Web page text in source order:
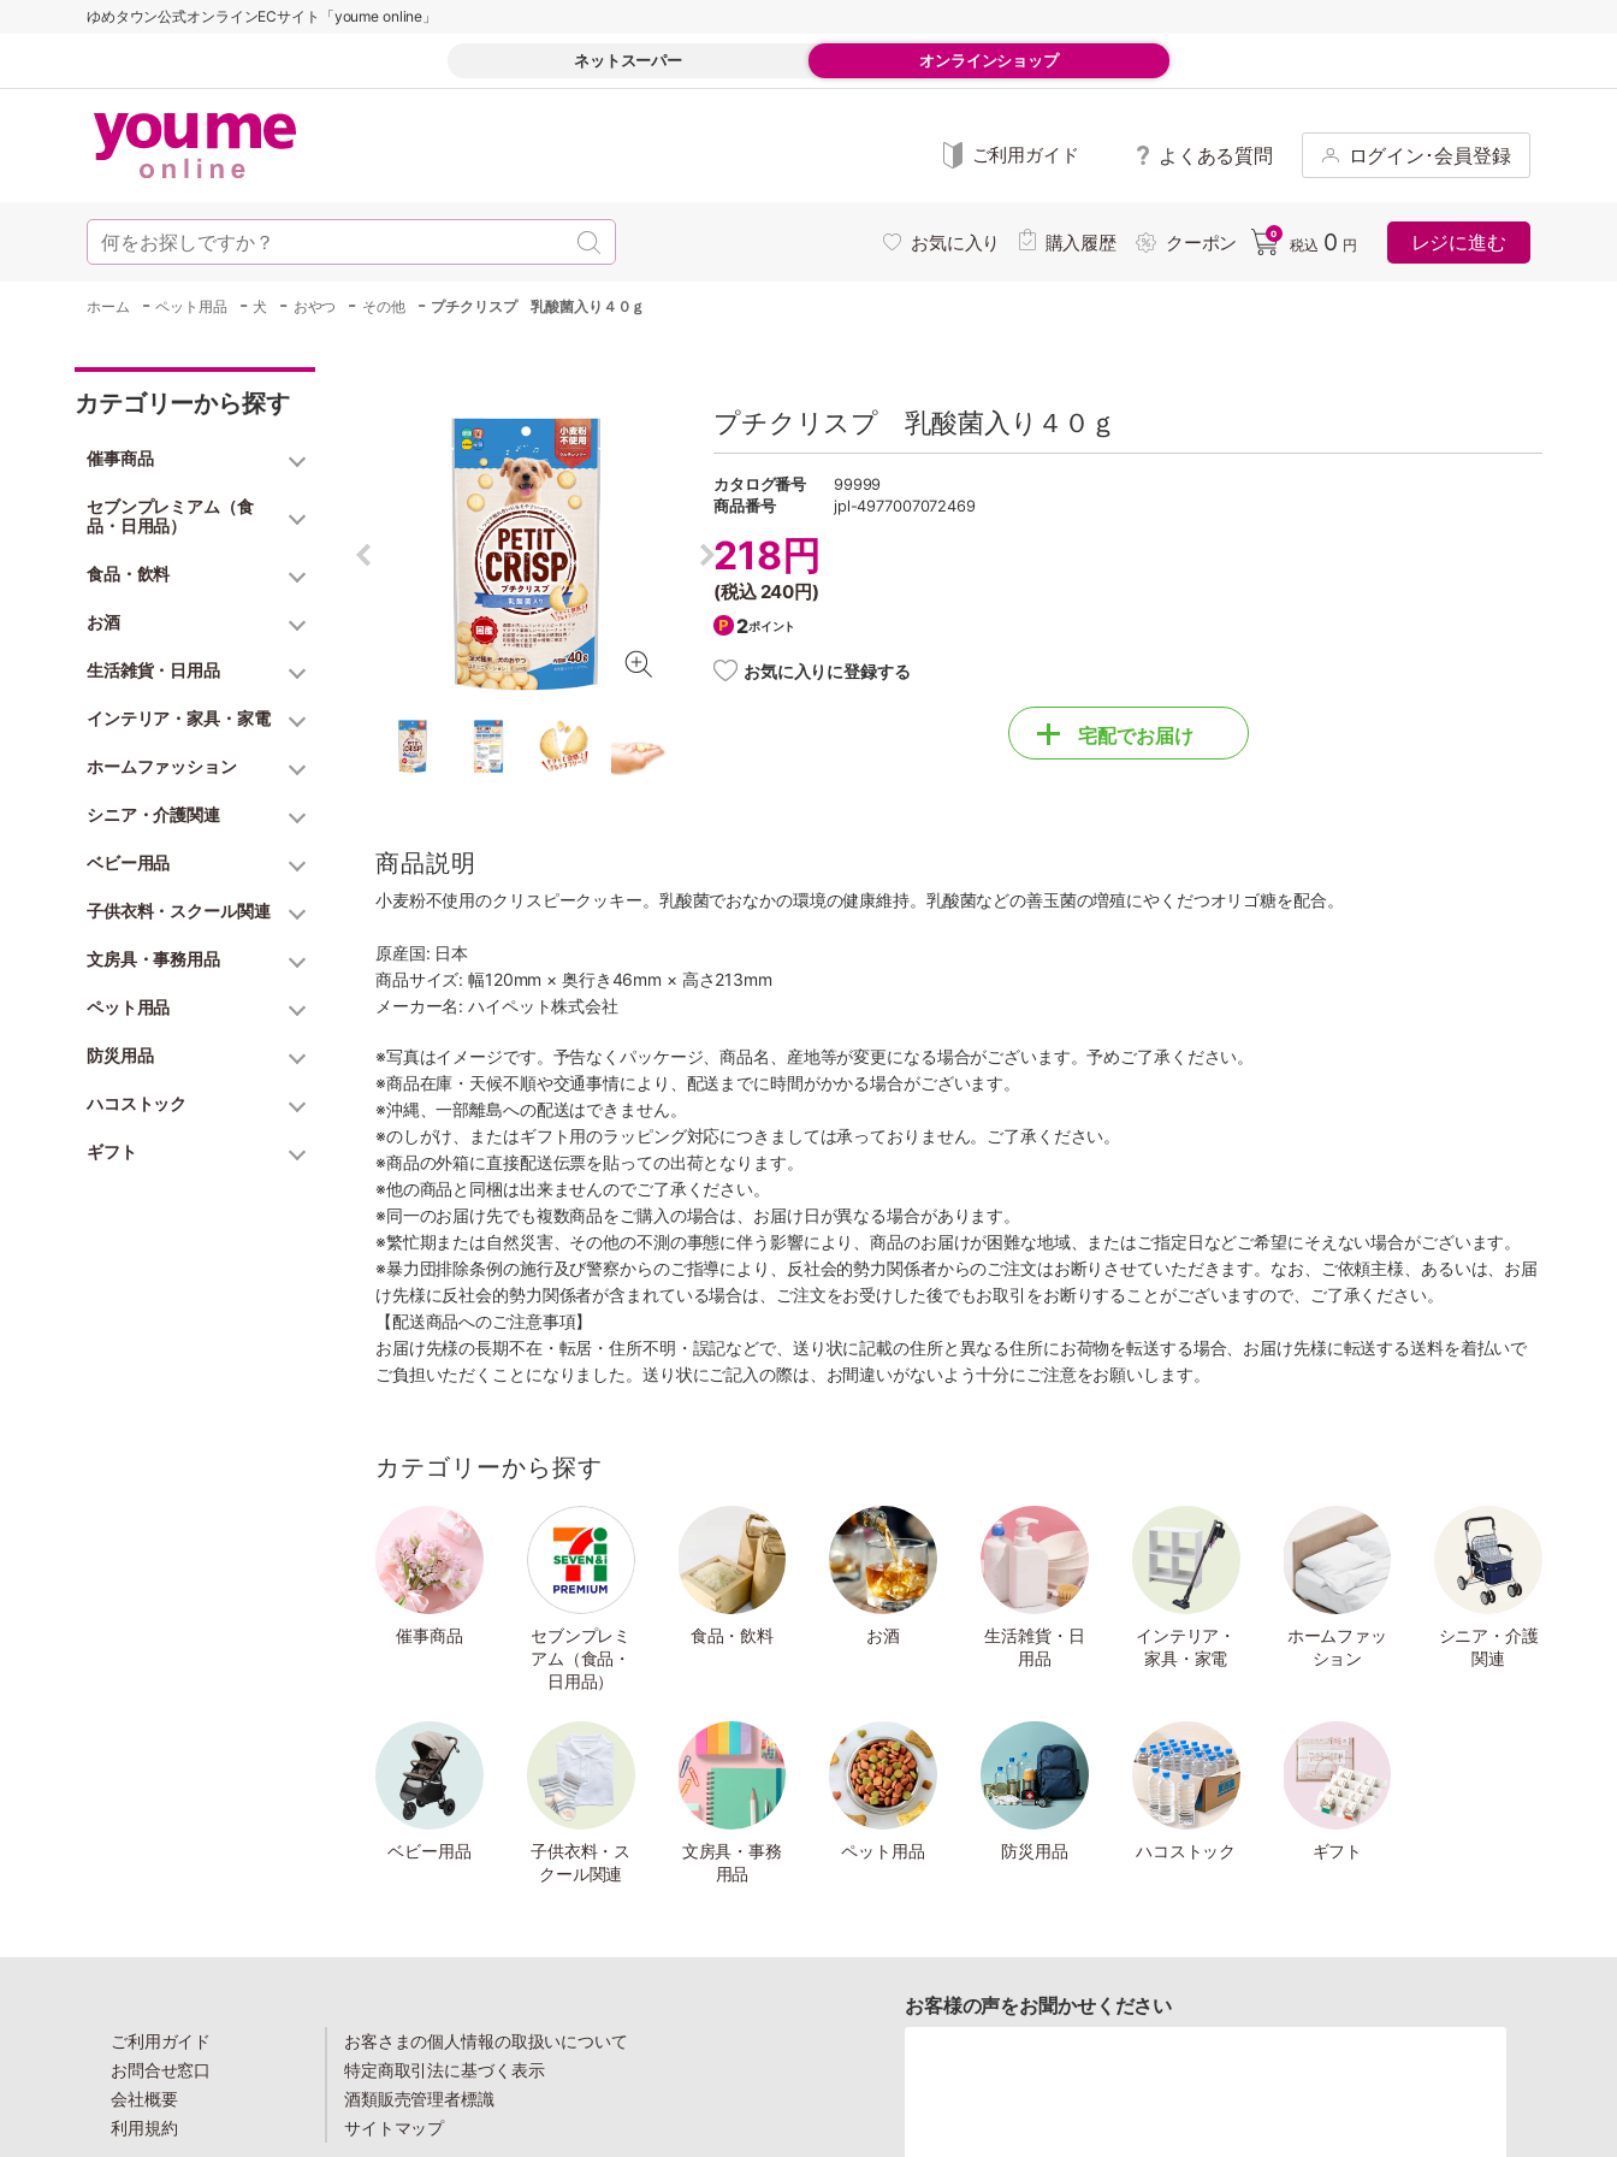
ゆめタウン公式オンラインECサイト「youme online」
ネットスーパー オンラインショップ
ご利用ガイド よくある質問 ログイン･会員登録
お気に入り 購入履歴 クーポン 0
税込 0 円 レジに進む
ホーム -ペット用品 -犬 - おやつ - その他 - プチクリスプ 乳酸菌入り４０ｇ
カテゴリーから探す
催事商品
セブンプレミアム（食
品・日用品）
食品・飲料
お酒
生活雑貨・日用品
インテリア・家具・家電
ホームファッション
シニア・介護関連
ベビー用品
子供衣料・スクール関連
文房具・事務用品
ペット用品
防災用品
ハコストック
ギフト
プチクリスプ 乳酸菌入り４０ｇ
カタログ番号
99999
商品番号
jpl-4977007072469
218円
(税込240円)
2ポイント
お気に入りに登録する
宅配でお届け
商品説明
小麦粉不使用のクリスピークッキー。乳酸菌でおなかの環境の健康維持。乳酸菌などの善玉菌の増殖にやくだつオリゴ糖を配合。
原産国: 日本
商品サイズ: 幅120mm × 奥行き46mm × 高さ213mm
メーカー名: ハイペット株式会社
※写真はイメージです。予告なくパッケージ、商品名、産地等が変更になる場合がございます。予めご了承ください。
※商品在庫・天候不順や交通事情により、配送までに時間がかかる場合がございます。
※沖縄、一部離島への配送はできません。
※のしがけ、またはギフト用のラッピング対応につきましては承っておりません。ご了承ください。
※商品の外箱に直接配送伝票を貼っての出荷となります。
※他の商品と同梱は出来ませんのでご了承ください。
※同一のお届け先でも複数商品をご購入の場合は、お届け日が異なる場合があります。
※繁忙期または自然災害、その他の不測の事態に伴う影響により、商品のお届けが困難な地域、またはご指定日などご希望にそえない場合がございます。
※暴力団排除条例の施行及び警察からのご指導により、反社会的勢力関係者からのご注文はお断りさせていただきます。なお、ご依頼主様、あるいは、お届
け先様に反社会的勢力関係者が含まれている場合は、ご注文をお受けした後でもお取引をお断りすることがございますので、ご了承ください。
【配送商品へのご注意事項】
お届け先様の長期不在・転居・住所不明・誤記などで、送り状に記載の住所と異なる住所にお荷物を転送する場合、お届け先様に転送する送料を着払いで
ご負担いただくことになりました。送り状にご記入の際は、お間違いがないよう十分にご注意をお願いします。
カテゴリーから探す
催事商品
セブンプレミ
アム（食品・
日用品）
食品・飲料 お酒
生活雑貨・日
用品
インテリア・
家具・家電
ホームファッ
ション
シニア・介護
関連
ベビー用品
子供衣料・ス
クール関連
文房具・事務
用品
ペット用品 防災用品 ハコストック ギフト
ご利用ガイド
お問合せ窓口
会社概要
利用規約
お客さまの個人情報の取扱いについて
特定商取引法に基づく表示
酒類販売管理者標識
サイトマップ
お客様の声をお聞かせください